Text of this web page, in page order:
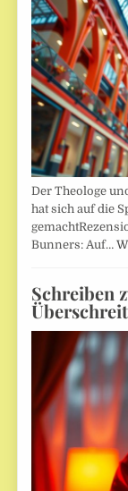
Der Theologe
hat sich auf die
Bunners: Auf…
Schreiben